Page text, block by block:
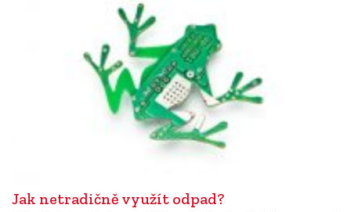
Jak netradičně využít odpad?